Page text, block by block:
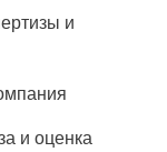
и
и оценка